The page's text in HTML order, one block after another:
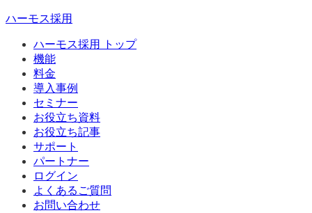
ハーモス採用
ハーモス採用 トップ
機能
料金
導入事例
セミナー
お役立ち資料
お役立ち記事
サポート
パートナー
ログイン
よくあるご質問
お問い合わせ